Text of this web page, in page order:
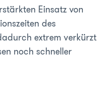
Einsatz von
des
extrem verkürzt
noch schneller